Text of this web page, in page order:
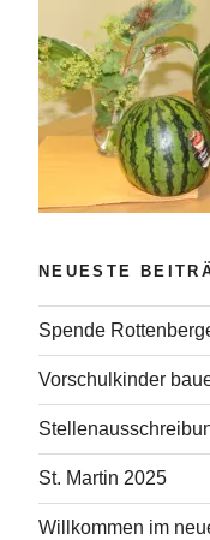
NEUESTE
Spende
Vorschulkinder
St. Martin 2025
Willkommen im